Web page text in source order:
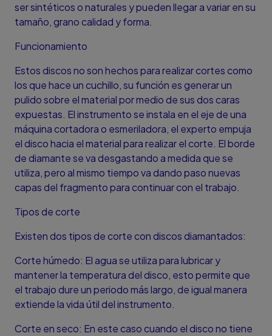
ser sintéticos o naturales y pueden llegar a variar en su
tamaño, grano calidad y forma.
Funcionamiento
Estos discos no son hechos para realizar cortes como
los que hace un cuchillo, su función es generar un
pulido sobre el material por medio de sus dos caras
expuestas. El instrumento se instala en el eje de una
máquina cortadora o esmeriladora, el experto empuja
el disco hacia el material para realizar el corte. El borde
de diamante se va desgastando a medida que se
utiliza, pero al mismo tiempo va dando paso nuevas
capas del fragmento para continuar con el trabajo.
Tipos de corte
Existen dos tipos de corte con discos diamantados:
Corte húmedo: El agua se utiliza para lubricar y
mantener la temperatura del disco, esto permite que
el trabajo dure un periodo más largo, de igual manera
extiende la vida útil del instrumento.
Corte en seco: En este caso cuando el disco no tiene